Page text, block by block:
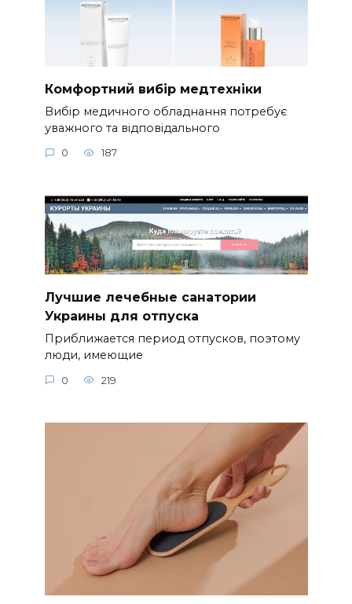
Комфортний вибір медтехніки
Вибір медичного обладнання потребує
уважного та відповідального
0 187
Лучшие лечебные санатории
Украины для отпуска
Приближается период отпусков, поэтому
люди, имеющие
0 219